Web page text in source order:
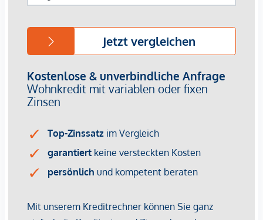
Im 3. Obergeschoß liegt diese straßenabgewandte,
Wohnnutzfläche von 72,81 m². Den zentralen Mittelpunkt
der Wohnung bildet die helle Wohnküche, diese ist direkt
verbunden. Die beiden Schlafzimmer sind zentral vom
Vorraum begehbar. Das moderne Bad mit Wanne und
Waschmaschinenanschluss sowie ein getrenntes WC mit
die Wohnung. Für ein ganzjährig angenehm temperiertes
Raumklima sorgen die Bauteilaktivierung und die
funkgesteuerte, elektrische Außenbeschattung. Ergänzt wird